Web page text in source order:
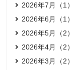
2026年7月（1）
2026年6月（1）
2026年5月（2）
2026年4月（2）
2026年3月（2）